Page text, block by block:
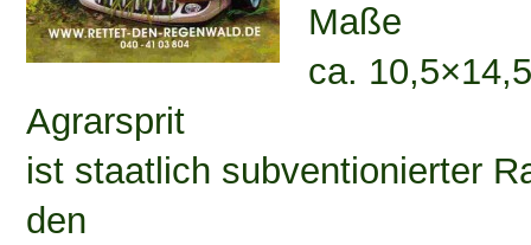
Maße
ca.
Agrarsprit
ist staatlich subventionierter
den